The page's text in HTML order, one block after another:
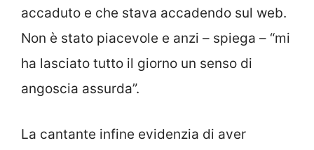
accaduto e che stava accadendo sul web.
Non è stato piacevole e anzi – spiega – “mi
ha lasciato tutto il giorno un senso di
angoscia assurda”.
La cantante infine evidenzia di aver